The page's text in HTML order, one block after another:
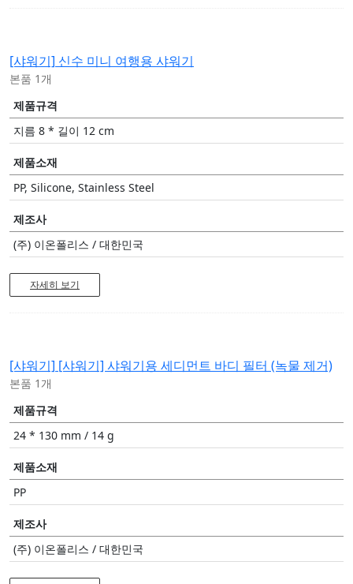
[샤워기] 신수 미니 여행용 샤워기
본품 1개
제품규격
지름 8 * 길이 12 cm
제품소재
PP, Silicone, Stainless Steel
제조사
(주) 이온폴리스 / 대한민국
자세히 보기
[샤워기] [샤워기] 샤워기용 세디먼트 바디 필터 (녹물 제거)
본품 1개
제품규격
24 * 130 mm / 14 g
제품소재
PP
제조사
(주) 이온폴리스 / 대한민국